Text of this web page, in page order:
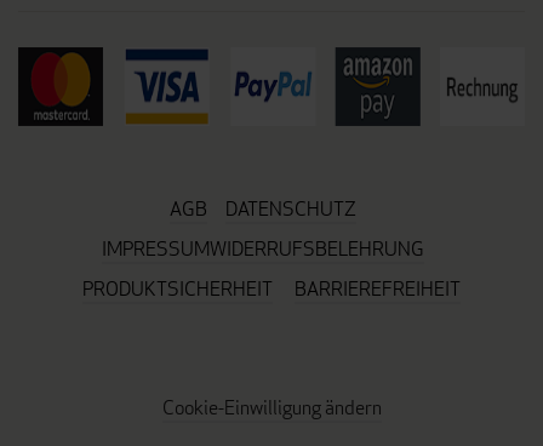
AGB
DATENSCHUTZ
IMPRESSUMWIDERRUFSBELEHRUNG
PRODUKTSICHERHEIT
BARRIEREFREIHEIT
Cookie-Einwilligung ändern